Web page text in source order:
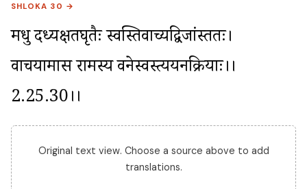
SHLOKA 30 →
मधु दध्यक्षतघृतैः स्वस्तिवाच्यद्विजांस्ततः।
वाचयामास रामस्य वनेस्वस्त्ययनक्रियाः।।
2.25.30।।
Original text view. Choose a source above to add
translations.